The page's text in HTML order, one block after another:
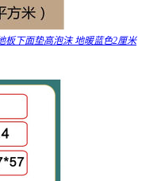
板下面垫高泡沫 地暖蓝色2厘米